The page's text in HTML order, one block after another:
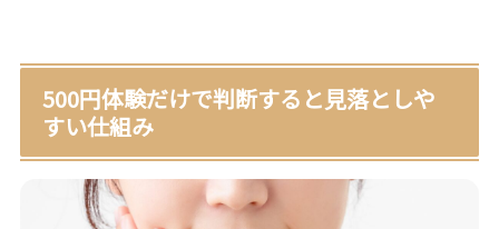
500円体験だけで判断すると見落としや
すい仕組み